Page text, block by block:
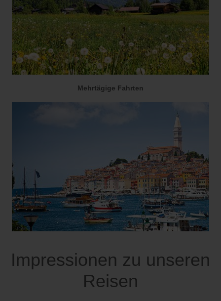
Mehrtägige Fahrten
Impressionen zu unseren
Reisen